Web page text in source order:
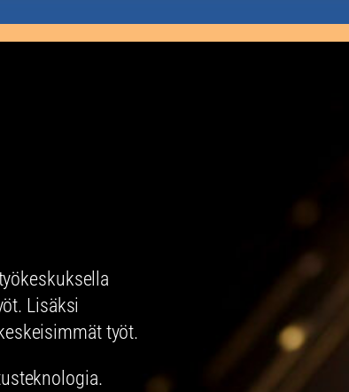
Lisäksi
työt.